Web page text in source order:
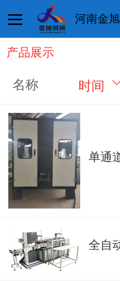
河南金
首页
产品展示
名称 时间
单通
全自